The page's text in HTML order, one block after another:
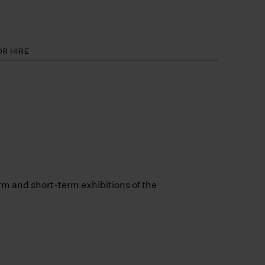
HIRE
and short-term exhibitions of the